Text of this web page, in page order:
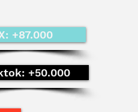
+87.000
+50.000